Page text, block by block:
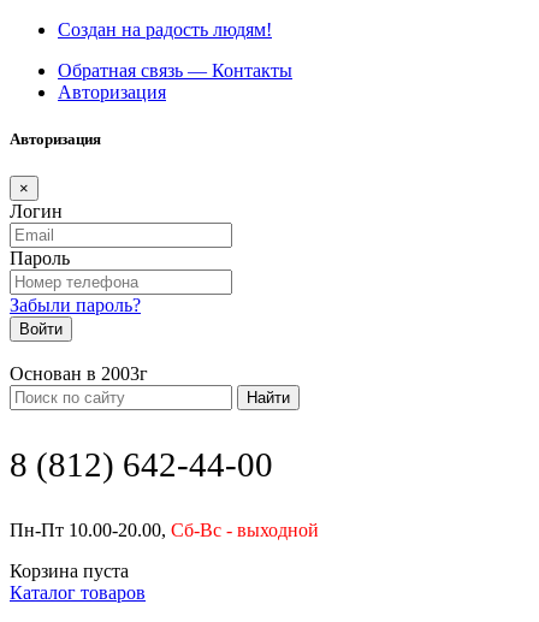
Создан на радость людям!
Обратная связь — Контакты
Авторизация
Авторизация
×
Логин
Пароль
Забыли пароль?
Войти
Основан в 2003г
Найти
8 (812) 642-44-00
Пн-Пт 10.00-20.00, Сб-Вс - выходной
Корзина пуста
Каталог товаров